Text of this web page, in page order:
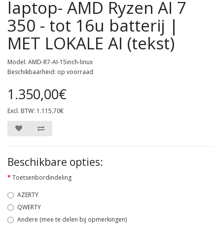
laptop- AMD Ryzen AI 7
350 - tot 16u batterij |
MET LOKALE AI (tekst)
Model: AMD-R7-AI-15inch-linux
Beschikbaarheid: op voorraad
1.350,00€
Excl. BTW: 1.115,70€
Beschikbare opties:
Toetsenbordindeling
AZERTY
QWERTY
Andere (mee te delen bij opmerkingen)